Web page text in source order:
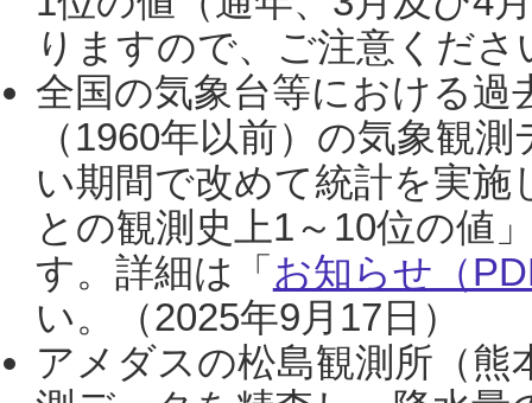
りますので、ご注意くだ
全国の気象台等における過
（1960年以前）の気象観
い期間で改めて統計を実
との観測史上1～10位の値
す。詳細は「 お知らせ（
い。（2025年9月17日）
アメダスの松島観測所（熊